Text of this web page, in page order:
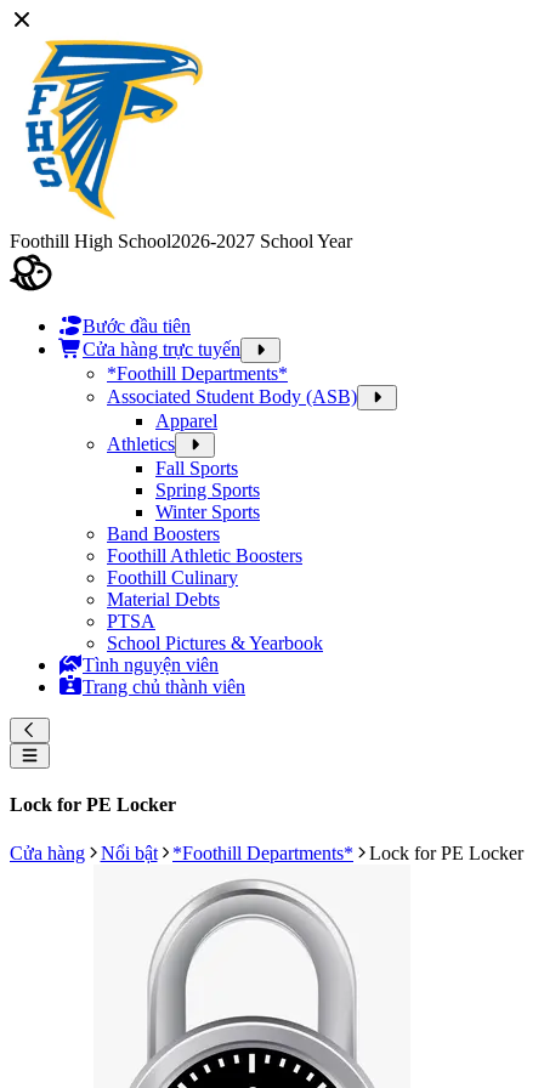
Foothill High School2026-2027 School Year
Bước đầu tiên
Cửa hàng trực tuyến
*Foothill Departments*
Associated Student Body (ASB)
Apparel
Athletics
Fall Sports
Spring Sports
Winter Sports
Band Boosters
Foothill Athletic Boosters
Foothill Culinary
Material Debts
PTSA
School Pictures & Yearbook
Tình nguyện viên
Trang chủ thành viên
Lock for PE Locker
Cửa hàng Nổi bật *Foothill Departments* Lock for PE Locker